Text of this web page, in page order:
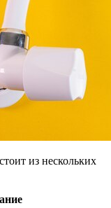
из нескольких